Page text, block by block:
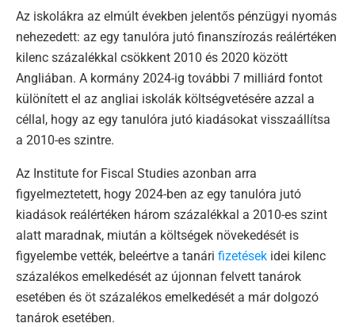
Az iskolákra az elmúlt években jelentős pénzügyi nyomás
nehezedett: az egy tanulóra jutó finanszírozás reálértéken
kilenc százalékkal csökkent 2010 és 2020 között
Angliában. A kormány 2024-ig további 7 milliárd fontot
különített el az angliai iskolák költségvetésére azzal a
céllal, hogy az egy tanulóra jutó kiadásokat visszaállítsa
a 2010-es szintre.
Az Institute for Fiscal Studies azonban arra
figyelmeztetett, hogy 2024-ben az egy tanulóra jutó
kiadások reálértéken három százalékkal a 2010-es szint
alatt maradnak, miután a költségek növekedését is
figyelembe vették, beleértve a tanári fizetések idei kilenc
százalékos emelkedését az újonnan felvett tanárok
esetében és öt százalékos emelkedését a már dolgozó
tanárok esetében.